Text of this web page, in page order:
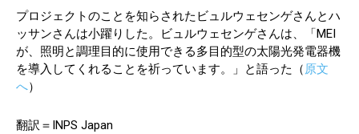
プロジェクトのことを知らされたビュルウェセンゲさんとハ
ッサンさんは小躍りした。ビュルウェセンゲさんは、「MEI
が、照明と調理目的に使用できる多目的型の太陽光発電器機
を導入してくれることを祈っています。」と語った（原文
へ）
翻訳＝INPS Japan